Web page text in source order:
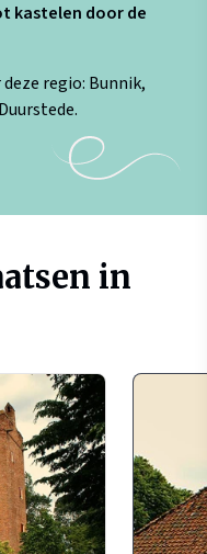
kastelen door de
regio: Bunnik,
in